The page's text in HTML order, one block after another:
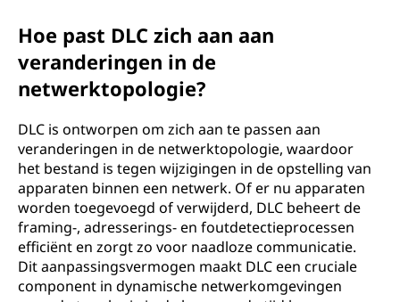
Hoe past DLC zich aan aan
veranderingen in de
netwerktopologie?
DLC is ontworpen om zich aan te passen aan
veranderingen in de netwerktopologie, waardoor
het bestand is tegen wijzigingen in de opstelling van
apparaten binnen een netwerk. Of er nu apparaten
worden toegevoegd of verwijderd, DLC beheert de
framing-, adresserings- en foutdetectieprocessen
efficiënt en zorgt zo voor naadloze communicatie.
Dit aanpassingsvermogen maakt DLC een cruciale
component in dynamische netwerkomgevingen